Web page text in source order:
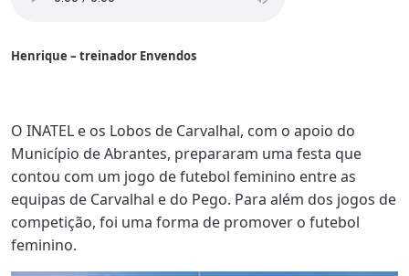
Henrique – treinador Envendos
O INATEL e os Lobos de Carvalhal, com o apoio do
Município de Abrantes, prepararam uma festa que
contou com um jogo de futebol feminino entre as
equipas de Carvalhal e do Pego. Para além dos jogos de
competição, foi uma forma de promover o futebol
feminino.